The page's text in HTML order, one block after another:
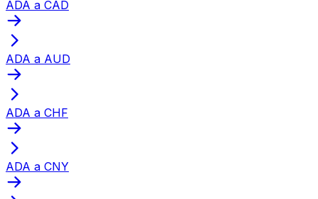
ADA a CAD
ADA a AUD
ADA a CHF
ADA a CNY